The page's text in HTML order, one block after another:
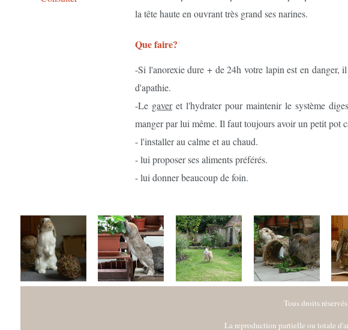
la tête haute en ouvrant très grand ses narines.
Que faire?
-Si l'anorexie dure + de 24h votre lapin est en danger,
d'apathie.
-Le gaveret l'hydrater pour maintenir le système
manger par lui même. Il faut toujours avoir un petit pot
- l'installer au calme et au chaud.
- lui proposer ses aliments préférés.
- lui donner beaucoup de foin.
Tous droits
La reproduction partielle ou totale